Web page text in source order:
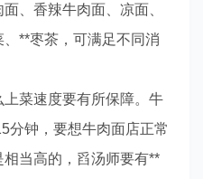
、香辣牛肉面、凉面、
**枣茶，可满足不同消
菜速度要有所保障。牛
分钟，要想牛肉面店正常
当高的，舀汤师要有**